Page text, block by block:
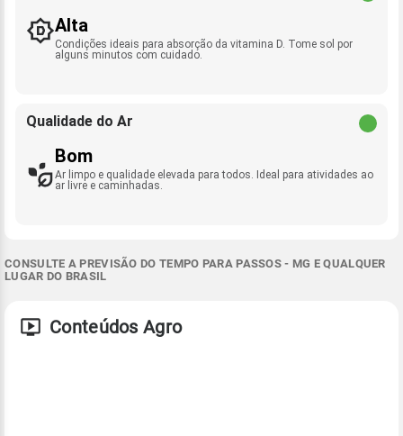
Alta
Condições ideais para absorção da vitamina D. Tome sol por
alguns minutos com cuidado.
Qualidade do Ar
Bom
Ar limpo e qualidade elevada para todos. Ideal para atividades ao
ar livre e caminhadas.
CONSULTE A PREVISÃO DO TEMPO PARA PASSOS - MG E QUALQUER
LUGAR DO BRASIL
Conteúdos Agro